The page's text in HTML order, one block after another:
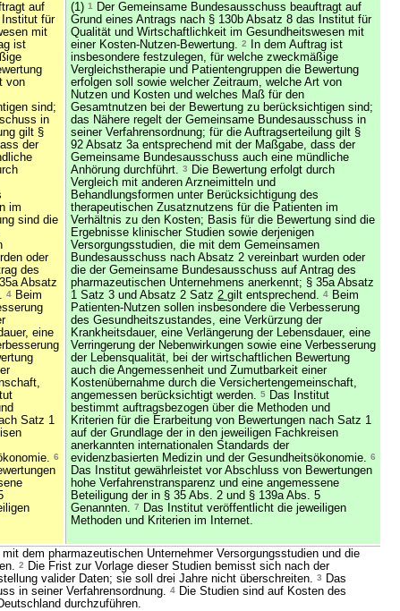
auf
Institut für
mit
ist
von
sind;
in
gilt §
der
im
sind die
oder
des
Absatz
4 Beim
eine
Satz 1
6
(1) 1
Der Gemeinsame Bundesausschuss beauftragt auf
Grund eines Antrags nach § 130b Absatz 8 das Institut für
Qualität und Wirtschaftlichkeit im Gesundheitswesen mit
einer Kosten-Nutzen-Bewertung. 2
In dem Auftrag ist
insbesondere festzulegen, für welche zweckmäßige
Vergleichstherapie und Patientengruppen die Bewertung
erfolgen soll sowie welcher Zeitraum, welche Art von
Nutzen und Kosten und welches Maß für den
Gesamtnutzen bei der Bewertung zu berücksichtigen sind;
das Nähere regelt der Gemeinsame Bundesausschuss in
seiner Verfahrensordnung; für die Auftragserteilung gilt §
92 Absatz 3a entsprechend mit der Maßgabe, dass der
Gemeinsame Bundesausschuss auch eine mündliche
Anhörung durchführt. 3
Die Bewertung erfolgt durch
Vergleich mit anderen Arzneimitteln und
Behandlungsformen unter Berücksichtigung des
therapeutischen Zusatznutzens für die Patienten im
Verhältnis zu den Kosten; Basis für die Bewertung sind die
Ergebnisse klinischer Studien sowie derjenigen
Versorgungsstudien, die mit dem Gemeinsamen
Bundesausschuss nach Absatz 2 vereinbart wurden oder
die der Gemeinsame Bundesausschuss auf Antrag des
pharmazeutischen Unternehmens anerkennt; § 35a Absatz
1 Satz 3 und Absatz 2 Satz 2 gilt entsprechend. 4 Beim
Patienten-Nutzen sollen insbesondere die Verbesserung
des Gesundheitszustandes, eine Verkürzung der
Krankheitsdauer, eine Verlängerung der Lebensdauer, eine
Verringerung der Nebenwirkungen sowie eine Verbesserung
der Lebensqualität, bei der wirtschaftlichen Bewertung
auch die Angemessenheit und Zumutbarkeit einer
Kostenübernahme durch die Versichertengemeinschaft,
angemessen berücksichtigt werden. 5 Das Institut
bestimmt auftragsbezogen über die Methoden und
Kriterien für die Erarbeitung von Bewertungen nach Satz 1
auf der Grundlage der in den jeweiligen Fachkreisen
anerkannten internationalen Standards der
evidenzbasierten Medizin und der Gesundheitsökonomie. 6
Das Institut gewährleistet vor Abschluss von Bewertungen
hohe Verfahrenstransparenz und eine angemessene
Beteiligung der in § 35 Abs. 2 und § 139a Abs. 5
Genannten. 7
Das Institut veröffentlicht die jeweiligen
Methoden und Kriterien im Internet.
dem pharmazeutischen Unternehmer Versorgungsstudien und die
2
Die Frist zur Vorlage dieser Studien bemisst sich nach der
valider Daten; sie soll drei Jahre nicht überschreiten. 3
Das
in seiner Verfahrensordnung. 4 Die Studien sind auf Kosten des
durchzuführen.